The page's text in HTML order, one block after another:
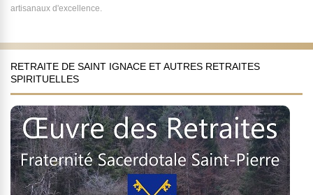
artisanaux d'excellence.
RETRAITE DE SAINT IGNACE ET AUTRES RETRAITES
SPIRITUELLES